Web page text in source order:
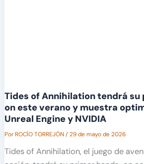
Tides of Annihilation tendrá
on este verano y muestra
Unreal Engine y NVIDIA
PorROCÍO TORREJÓN/29 de mayo de 2026
Tides of Annihilation, el juego de